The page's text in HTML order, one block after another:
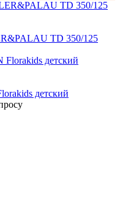
TD 350/125
детский